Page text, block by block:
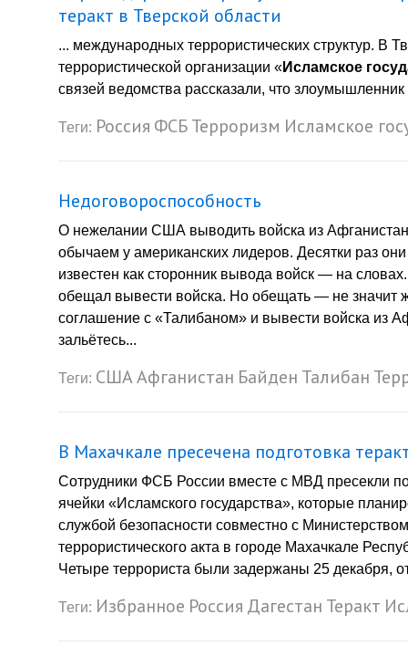
теракт в Тверской области
... международных террористических структур. В
террористической организации «Исламское
связей ведомства рассказали, что
Теги: Россия ФСБТерроризм Исламское
Недоговороспособность
О нежелании США выводить войска из
обычаем у американских лидеров. Десятки раз
известен как сторонник вывода войск — на
обещал вывести войска. Но обещать — не значит
соглашение с «Талибаном» и вывести войска из
зальётесь...
Теги: СШААфганистан Байден Талибан
В Махачкале пресечена подготовка
Сотрудники ФСБ России вместе с МВД пресекли
ячейки «Исламского государства», которые
службой безопасности совместно с
террористического акта в городе Махачкале
Четыре террориста были задержаны 25 декабря,
Теги: Избранное Россия Дагестан Теракт